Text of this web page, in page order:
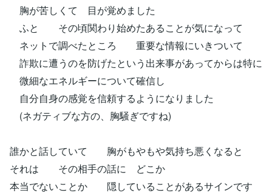
胸が苦しくて 目が覚めました
ふと その頃関わり始めたあることが気になって
ネットで調べたところ 重要な情報にいきついて
詐欺に遭うのを防げたという出来事があってからは特に
微細なエネルギーについて確信し
自分自身の感覚を信頼するようになりました
(ネガティブな方の、胸騒ぎですね)
誰かと話していて 胸がもやもや気持ち悪くなると
それは その相手の話に どこか
本当でないことか 隠していることがあるサインです